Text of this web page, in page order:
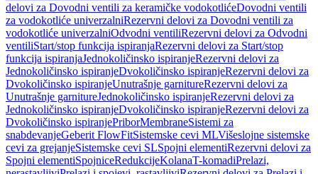
delovi za Dovodni ventili za keramičke vodokotlićeDovodni ventili
za vodokotliće univerzalniRezervni delovi za Dovodni ventili za
vodokotliće univerzalniOdvodni ventiliRezervni delovi za Odvodni
ventiliStart/stop funkcija ispiranjaRezervni delovi za Start/stop
funkcija ispiranjaJednokoličinsko ispiranjeRezervni delovi za
Jednokoličinsko ispiranjeDvokoličinsko ispiranjeRezervni delovi za
Dvokoličinsko ispiranjeUnutrašnje garnitureRezervni delovi za
Unutrašnje garnitureJednokoličinsko ispiranjeRezervni delovi za
Jednokoličinsko ispiranjeDvokoličinsko ispiranjeRezervni delovi za
Dvokoličinsko ispiranjePriborMembraneSistemi za
snabdevanjeGeberit FlowFitSistemske cevi MLVišeslojne sistemske
cevi za grejanjeSistemske cevi SLSpojni elementiRezervni delovi za
Spojni elementiSpojniceRedukcijeKolanaT-komadiPrelazi,